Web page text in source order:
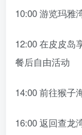
10:00 游览玛雅
12:00 在皮皮岛
餐后自由活动
14:00 前往猴子
16:00 返回查龙